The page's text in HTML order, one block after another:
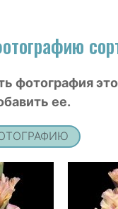
фотография
ее.